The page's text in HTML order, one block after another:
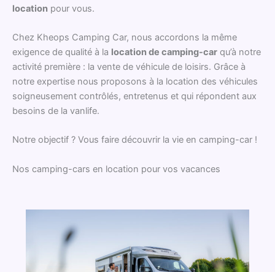
location pour vous.
Chez Kheops Camping Car, nous accordons la même
exigence de qualité à la location de camping-car qu’à notre
activité première : la vente de véhicule de loisirs. Grâce à
notre expertise nous proposons à la location des véhicules
soigneusement contrôlés, entretenus et qui répondent aux
besoins de la vanlife.
Notre objectif ? Vous faire découvrir la vie en camping-car !
Nos camping-cars en location pour vos vacances